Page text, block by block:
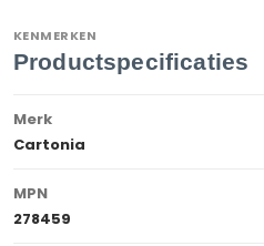
KENMERKEN
Productspecificaties
Merk
Cartonia
MPN
278459